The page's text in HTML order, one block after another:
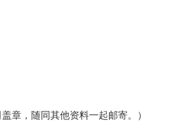
章，随同其他资料一起邮寄。）